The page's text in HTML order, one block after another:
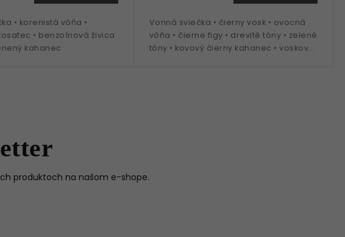
• korenistá vôňa •
• benzoínová živica
kahanec
Vonná sviečka • čierny vosk • ovocná
vôňa • čierne figy • drevité tóny • zelené
tóny • kovový čierny kahanec • vosková
produktoch na našom e-shope.